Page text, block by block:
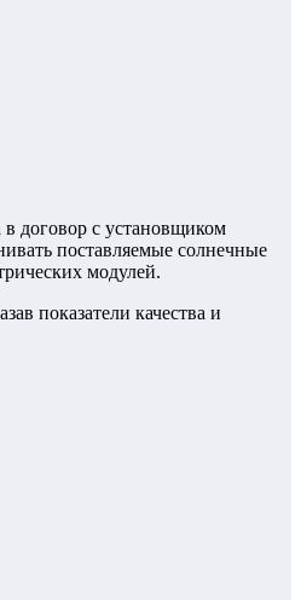
в договор с установщиком
поставляемые солнечные
модулей.
показатели качества и